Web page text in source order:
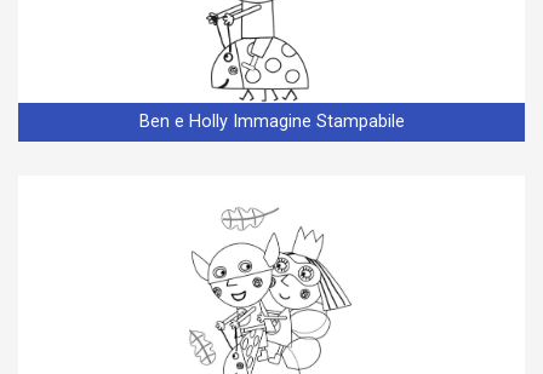
Ben e Holly Immagine Stampabile